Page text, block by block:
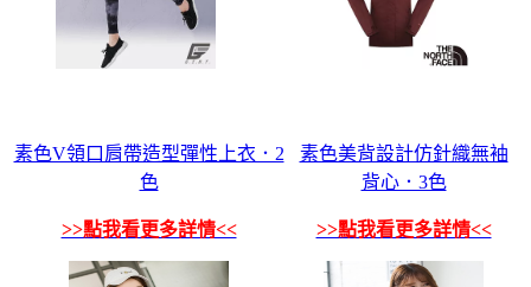
素色V領口肩帶造型彈性上衣．2
色
>>點我看更多詳情<<
素色美背設計仿針織無袖
背心．3色
>>點我看更多詳情<<